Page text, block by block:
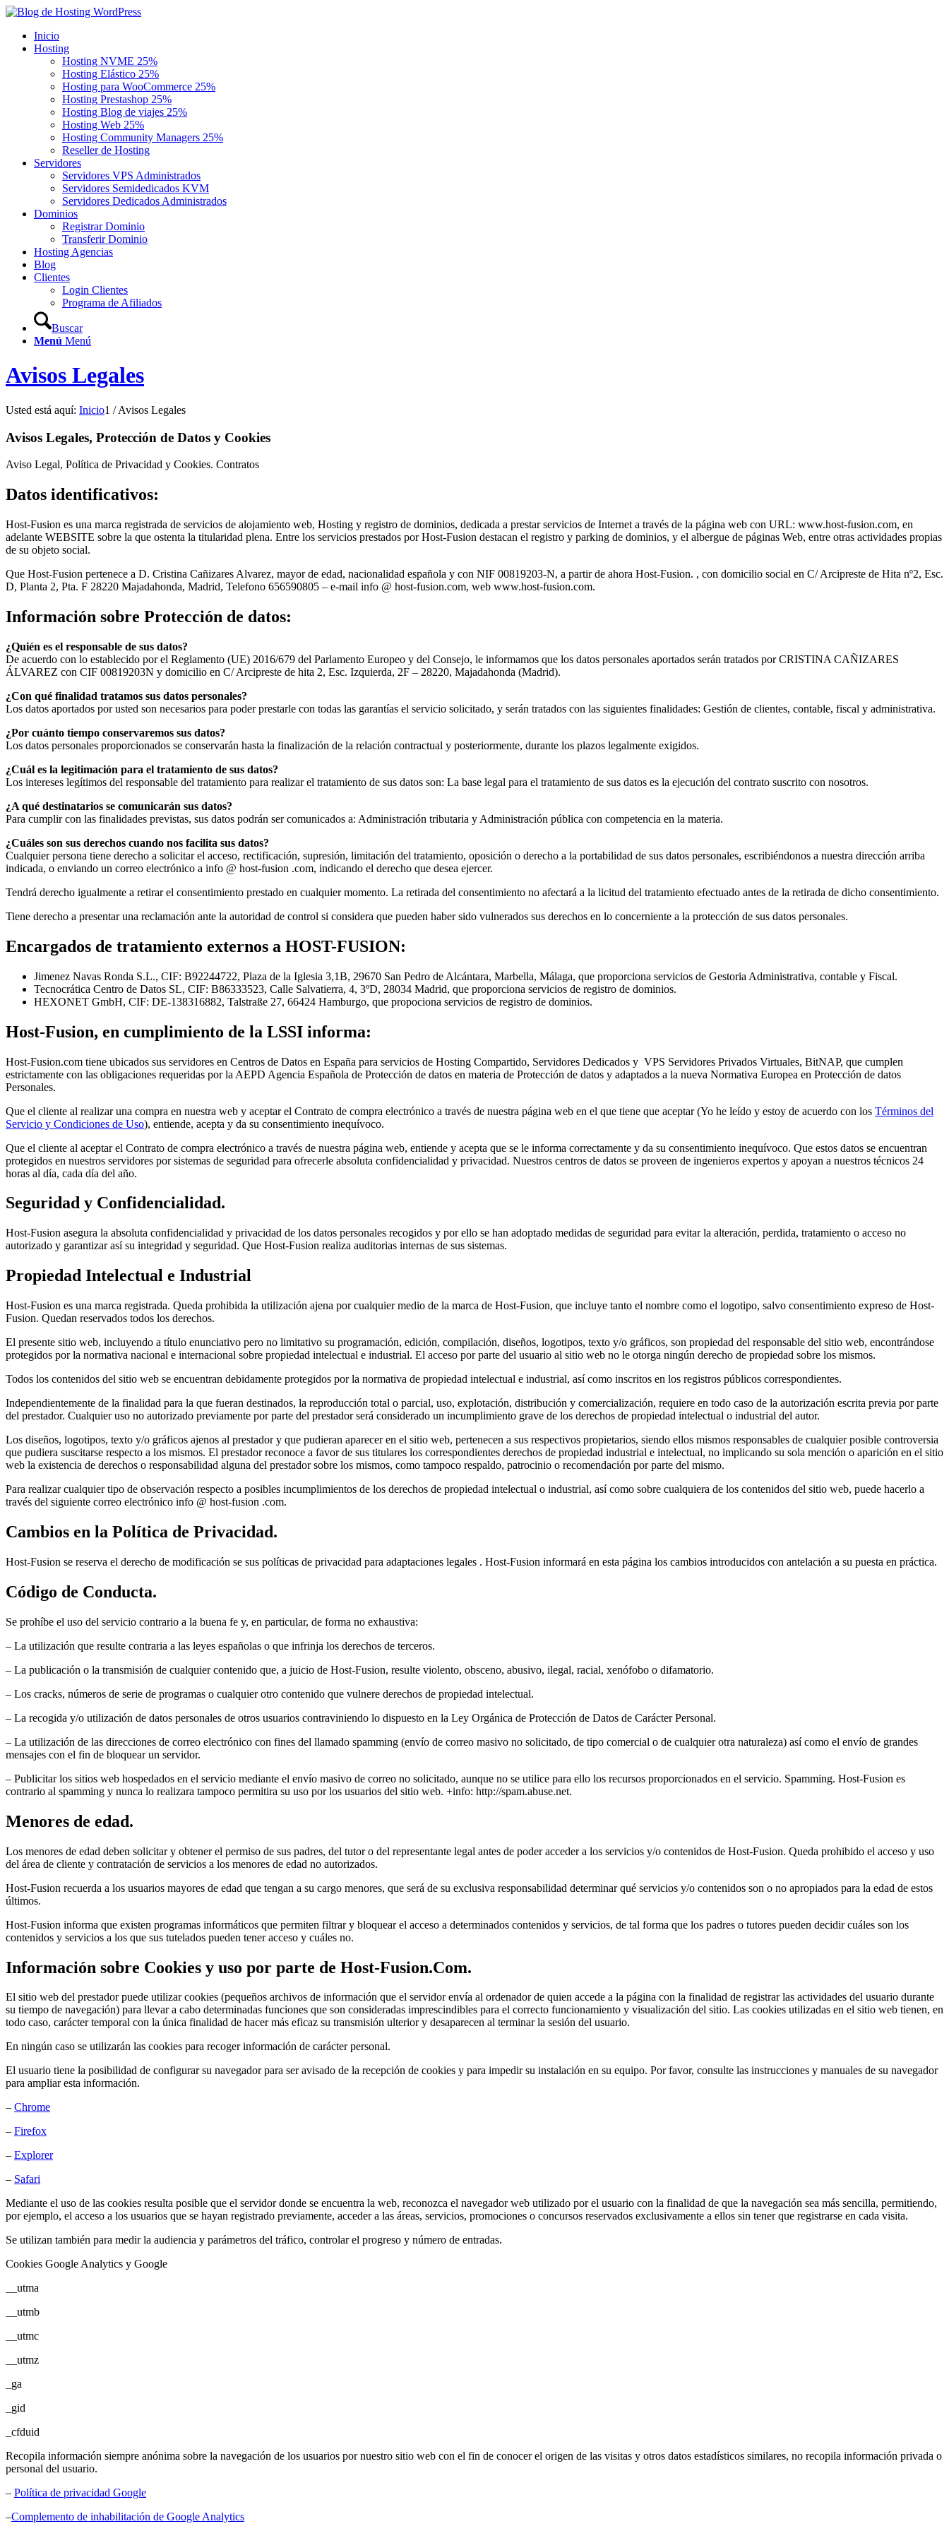
Inicio
Hosting
Hosting NVME 25%
Hosting Elástico 25%
Hosting para WooCommerce 25%
Hosting Prestashop 25%
Hosting Blog de viajes 25%
Hosting Web 25%
Hosting Community Managers 25%
Reseller de Hosting
Servidores
Servidores VPS Administrados
Servidores Semidedicados KVM
Servidores Dedicados Administrados
Dominios
Registrar Dominio
Transferir Dominio
Hosting Agencias
Blog
Clientes
Login Clientes
Programa de Afiliados
Buscar
Menú Menú
Avisos Legales
Usted está aquí: Inicio1 / Avisos Legales
Avisos Legales, Protección de Datos y Cookies
Aviso Legal, Política de Privacidad y Cookies. Contratos
Datos identificativos:
Host-Fusion es una marca registrada de servicios de alojamiento web, Hosting y registro de dominios, dedicada a prestar servicios de Internet a través de la página web con URL: www.host-fusion.com, en
adelante WEBSITE sobre la que ostenta la titularidad plena. Entre los servicios prestados por Host-Fusion destacan el registro y parking de dominios, y el albergue de páginas Web, entre otras actividades propias
de su objeto social.
Que Host-Fusion pertenece a D. Cristina Cañizares Alvarez, mayor de edad, nacionalidad española y con NIF 00819203-N, a partir de ahora Host-Fusion. , con domicilio social en C/ Arcipreste de Hita nº2, Esc.
D, Planta 2, Pta. F 28220 Majadahonda, Madrid, Telefono 656590805 – e-mail info @ host-fusion.com, web www.host-fusion.com.
Información sobre Protección de datos:
¿Quién es el responsable de sus datos?
De acuerdo con lo establecido por el Reglamento (UE) 2016/679 del Parlamento Europeo y del Consejo, le informamos que los datos personales aportados serán tratados por CRISTINA CAÑIZARES
ÁLVAREZ con CIF 00819203N y domicilio en C/ Arcipreste de hita 2, Esc. Izquierda, 2F – 28220, Majadahonda (Madrid).
¿Con qué finalidad tratamos sus datos personales?
Los datos aportados por usted son necesarios para poder prestarle con todas las garantías el servicio solicitado, y serán tratados con las siguientes finalidades: Gestión de clientes, contable, fiscal y administrativa.
¿Por cuánto tiempo conservaremos sus datos?
Los datos personales proporcionados se conservarán hasta la finalización de la relación contractual y posteriormente, durante los plazos legalmente exigidos.
¿Cuál es la legitimación para el tratamiento de sus datos?
Los intereses legítimos del responsable del tratamiento para realizar el tratamiento de sus datos son: La base legal para el tratamiento de sus datos es la ejecución del contrato suscrito con nosotros.
¿A qué destinatarios se comunicarán sus datos?
Para cumplir con las finalidades previstas, sus datos podrán ser comunicados a: Administración tributaria y Administración pública con competencia en la materia.
¿Cuáles son sus derechos cuando nos facilita sus datos?
Cualquier persona tiene derecho a solicitar el acceso, rectificación, supresión, limitación del tratamiento, oposición o derecho a la portabilidad de sus datos personales, escribiéndonos a nuestra dirección arriba
indicada, o enviando un correo electrónico a info @ host-fusion .com, indicando el derecho que desea ejercer.
Tendrá derecho igualmente a retirar el consentimiento prestado en cualquier momento. La retirada del consentimiento no afectará a la licitud del tratamiento efectuado antes de la retirada de dicho consentimiento.
Tiene derecho a presentar una reclamación ante la autoridad de control si considera que pueden haber sido vulnerados sus derechos en lo concerniente a la protección de sus datos personales.
Encargados de tratamiento externos a HOST-FUSION:
Jimenez Navas Ronda S.L., CIF: B92244722, Plaza de la Iglesia 3,1B, 29670 San Pedro de Alcántara, Marbella, Málaga, que proporciona servicios de Gestoria Administrativa, contable y Fiscal.
Tecnocrática Centro de Datos SL, CIF: B86333523, Calle Salvatierra, 4, 3ºD, 28034 Madrid, que proporciona servicios de registro de dominios.
HEXONET GmbH, CIF: DE-138316882, Talstraße 27, 66424 Hamburgo, que propociona servicios de registro de dominios.
Host-Fusion, en cumplimiento de la LSSI informa:
Host-Fusion.com tiene ubicados sus servidores en Centros de Datos en España para servicios de Hosting Compartido, Servidores Dedicados y VPS Servidores Privados Virtuales, BitNAP, que cumplen
estrictamente con las obligaciones requeridas por la AEPD Agencia Española de Protección de datos en materia de Protección de datos y adaptados a la nueva Normativa Europea en Protección de datos
Personales.
Que el cliente al realizar una compra en nuestra web y aceptar el Contrato de compra electrónico a través de nuestra página web en el que tiene que aceptar (Yo he leído y estoy de acuerdo con los Términos del
Servicio y Condiciones de Uso), entiende, acepta y da su consentimiento inequívoco.
Que el cliente al aceptar el Contrato de compra electrónico a través de nuestra página web, entiende y acepta que se le informa correctamente y da su consentimiento inequívoco. Que estos datos se encuentran
protegidos en nuestros servidores por sistemas de seguridad para ofrecerle absoluta confidencialidad y privacidad. Nuestros centros de datos se proveen de ingenieros expertos y apoyan a nuestros técnicos 24
horas al día, cada día del año.
Seguridad y Confidencialidad.
Host-Fusion asegura la absoluta confidencialidad y privacidad de los datos personales recogidos y por ello se han adoptado medidas de seguridad para evitar la alteración, perdida, tratamiento o acceso no
autorizado y garantizar así su integridad y seguridad. Que Host-Fusion realiza auditorias internas de sus sistemas.
Propiedad Intelectual e Industrial
Host-Fusion es una marca registrada. Queda prohibida la utilización ajena por cualquier medio de la marca de Host-Fusion, que incluye tanto el nombre como el logotipo, salvo consentimiento expreso de Host-
Fusion. Quedan reservados todos los derechos.
El presente sitio web, incluyendo a título enunciativo pero no limitativo su programación, edición, compilación, diseños, logotipos, texto y/o gráficos, son propiedad del responsable del sitio web, encontrándose
protegidos por la normativa nacional e internacional sobre propiedad intelectual e industrial. El acceso por parte del usuario al sitio web no le otorga ningún derecho de propiedad sobre los mismos.
Todos los contenidos del sitio web se encuentran debidamente protegidos por la normativa de propiedad intelectual e industrial, así como inscritos en los registros públicos correspondientes.
Independientemente de la finalidad para la que fueran destinados, la reproducción total o parcial, uso, explotación, distribución y comercialización, requiere en todo caso de la autorización escrita previa por parte
del prestador. Cualquier uso no autorizado previamente por parte del prestador será considerado un incumplimiento grave de los derechos de propiedad intelectual o industrial del autor.
Los diseños, logotipos, texto y/o gráficos ajenos al prestador y que pudieran aparecer en el sitio web, pertenecen a sus respectivos propietarios, siendo ellos mismos responsables de cualquier posible controversia
que pudiera suscitarse respecto a los mismos. El prestador reconoce a favor de sus titulares los correspondientes derechos de propiedad industrial e intelectual, no implicando su sola mención o aparición en el sitio
web la existencia de derechos o responsabilidad alguna del prestador sobre los mismos, como tampoco respaldo, patrocinio o recomendación por parte del mismo.
Para realizar cualquier tipo de observación respecto a posibles incumplimientos de los derechos de propiedad intelectual o industrial, así como sobre cualquiera de los contenidos del sitio web, puede hacerlo a
través del siguiente correo electrónico info @ host-fusion .com.
Cambios en la Política de Privacidad.
Host-Fusion se reserva el derecho de modificación se sus políticas de privacidad para adaptaciones legales . Host-Fusion informará en esta página los cambios introducidos con antelación a su puesta en práctica.
Código de Conducta.
Se prohíbe el uso del servicio contrario a la buena fe y, en particular, de forma no exhaustiva:
– La utilización que resulte contraria a las leyes españolas o que infrinja los derechos de terceros.
– La publicación o la transmisión de cualquier contenido que, a juicio de Host-Fusion, resulte violento, obsceno, abusivo, ilegal, racial, xenófobo o difamatorio.
– Los cracks, números de serie de programas o cualquier otro contenido que vulnere derechos de propiedad intelectual.
– La recogida y/o utilización de datos personales de otros usuarios contraviniendo lo dispuesto en la Ley Orgánica de Protección de Datos de Carácter Personal.
– La utilización de las direcciones de correo electrónico con fines del llamado spamming (envío de correo masivo no solicitado, de tipo comercial o de cualquier otra naturaleza) así como el envío de grandes
mensajes con el fin de bloquear un servidor.
– Publicitar los sitios web hospedados en el servicio mediante el envío masivo de correo no solicitado, aunque no se utilice para ello los recursos proporcionados en el servicio. Spamming. Host-Fusion es
contrario al spamming y nunca lo realizara tampoco permitira su uso por los usuarios del sitio web. +info: http://spam.abuse.net.
Menores de edad.
Los menores de edad deben solicitar y obtener el permiso de sus padres, del tutor o del representante legal antes de poder acceder a los servicios y/o contenidos de Host-Fusion. Queda prohibido el acceso y uso
del área de cliente y contratación de servicios a los menores de edad no autorizados.
Host-Fusion recuerda a los usuarios mayores de edad que tengan a su cargo menores, que será de su exclusiva responsabilidad determinar qué servicios y/o contenidos son o no apropiados para la edad de estos
últimos.
Host-Fusion informa que existen programas informáticos que permiten filtrar y bloquear el acceso a determinados contenidos y servicios, de tal forma que los padres o tutores pueden decidir cuáles son los
contenidos y servicios a los que sus tutelados pueden tener acceso y cuáles no.
Información sobre Cookies y uso por parte de Host-Fusion.Com.
El sitio web del prestador puede utilizar cookies (pequeños archivos de información que el servidor envía al ordenador de quien accede a la página con la finalidad de registrar las actividades del usuario durante
su tiempo de navegación) para llevar a cabo determinadas funciones que son consideradas imprescindibles para el correcto funcionamiento y visualización del sitio. Las cookies utilizadas en el sitio web tienen, en
todo caso, carácter temporal con la única finalidad de hacer más eficaz su transmisión ulterior y desaparecen al terminar la sesión del usuario.
En ningún caso se utilizarán las cookies para recoger información de carácter personal.
El usuario tiene la posibilidad de configurar su navegador para ser avisado de la recepción de cookies y para impedir su instalación en su equipo. Por favor, consulte las instrucciones y manuales de su navegador
para ampliar esta información.
– Chrome
– Firefox
– Explorer
– Safari
Mediante el uso de las cookies resulta posible que el servidor donde se encuentra la web, reconozca el navegador web utilizado por el usuario con la finalidad de que la navegación sea más sencilla, permitiendo,
por ejemplo, el acceso a los usuarios que se hayan registrado previamente, acceder a las áreas, servicios, promociones o concursos reservados exclusivamente a ellos sin tener que registrarse en cada visita.
Se utilizan también para medir la audiencia y parámetros del tráfico, controlar el progreso y número de entradas.
Cookies Google Analytics y Google
__utma
__utmb
__utmc
__utmz
_ga
_gid
_cfduid
Recopila información siempre anónima sobre la navegación de los usuarios por nuestro sitio web con el fin de conocer el origen de las visitas y otros datos estadísticos similares, no recopila información privada o
personal del usuario.
– Política de privacidad Google
–Complemento de inhabilitación de Google Analytics